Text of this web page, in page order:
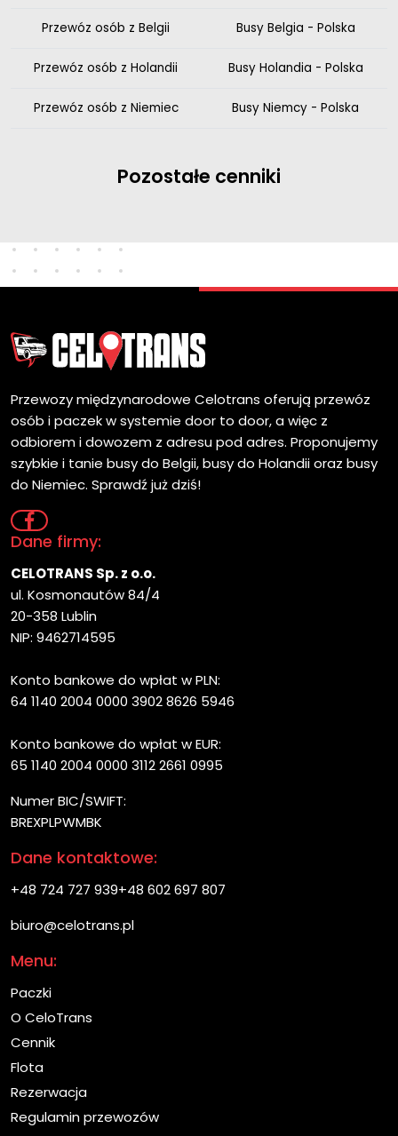
Przewóz osób z Belgii Busy Belgia - Polska
Przewóz osób z Holandii Busy Holandia - Polska
Przewóz osób z Niemiec Busy Niemcy - Polska
Pozostałe cenniki
Przewozy międzynarodowe Celotrans oferują przewóz
osób i paczek w systemie door to door, a więc z
odbiorem i dowozem z adresu pod adres. Proponujemy
szybkie i tanie busy do Belgii, busy do Holandii oraz busy
do Niemiec. Sprawdź już dziś!
Dane firmy:
CELOTRANS Sp. z o.o.
ul. Kosmonautów 84/4
20-358 Lublin
NIP: 9462714595
Konto bankowe do wpłat w PLN:
64 1140 2004 0000 3902 8626 5946
Konto bankowe do wpłat w EUR:
65 1140 2004 0000 3112 2661 0995
Numer BIC/SWIFT:
BREXPLPWMBK
Dane kontaktowe:
+48 724 727 939+48 602 697 807
biuro@celotrans.pl
Menu:
Paczki
O CeloTrans
Cennik
Flota
Rezerwacja
Regulamin przewozów